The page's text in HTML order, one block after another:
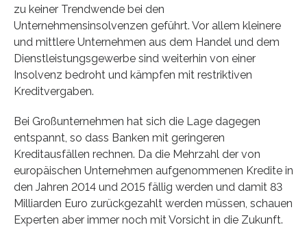
zu keiner Trendwende bei den
Unternehmensinsolvenzen geführt. Vor allem kleinere
und mittlere Unternehmen aus dem Handel und dem
Dienstleistungsgewerbe sind weiterhin von einer
Insolvenz bedroht und kämpfen mit restriktiven
Kreditvergaben.
Bei Großunternehmen hat sich die Lage dagegen
entspannt, so dass Banken mit geringeren
Kreditausfällen rechnen. Da die Mehrzahl der von
europäischen Unternehmen aufgenommenen Kredite in
den Jahren 2014 und 2015 fällig werden und damit 83
Milliarden Euro zurückgezahlt werden müssen, schauen
Experten aber immer noch mit Vorsicht in die Zukunft.